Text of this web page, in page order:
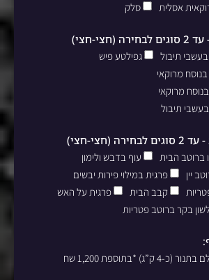
אסלית
סלק
חצי)
תיבול
גפילטע פיש
מרוקאי
מרוקאי
תיבול
(חצי-חצי)
ברוטב הבית
עוף בדבש ולימון
יין
פרגית במילוי פירות יבשים
קבב הבית
פרגית על האש
בקר ברוטב פטריות
שוק טלה שלם בתנור (כ-4 ק”ג) *בתוספת 1,200 שח